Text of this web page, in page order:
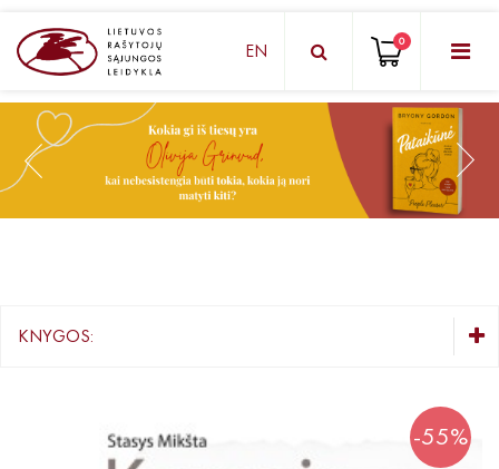
KNYGŲ DĖŽUTĖ - STAIGMENA
Grožinė literatūra
KNYGOS PIGIAU
EN 0
KNYGOS:
Lietuvių autorių literatūra
-55%